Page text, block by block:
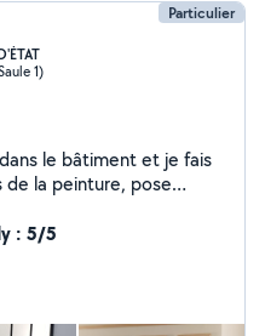
Particulier
1)
le bâtiment et je fais
la peinture, pose
une terrasse extérieure
de la plomberie.
numéro de téléphone
: 5/5